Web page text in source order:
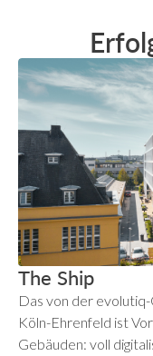
The Ship
Das von der
Köln-Ehrenfeld ist
Gebäuden: voll